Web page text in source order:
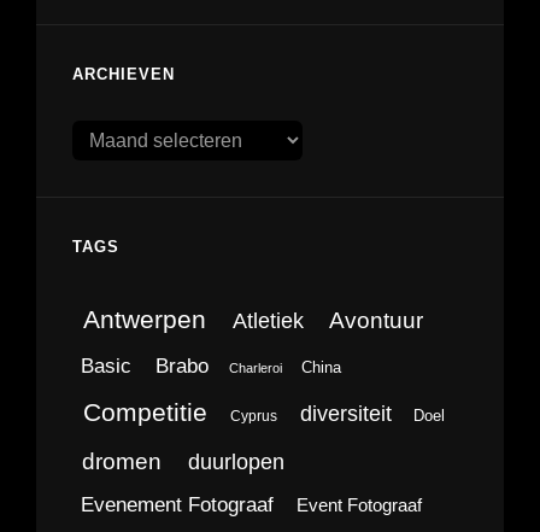
ARCHIEVEN
Archieven
TAGS
Antwerpen Atletiek Avontuur
Basic Brabo Charleroi China
Competitie Cyprus diversiteit Doel
dromen duurlopen
Evenement Fotograaf Event Fotograaf